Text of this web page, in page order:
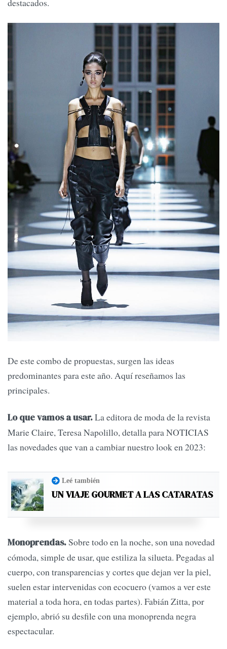
destacados.
De este combo de propuestas, surgen las ideas
predominantes para este año. Aquí reseñamos las
principales.
Lo que vamos a usar.La editora de moda de la revista
Marie Claire, Teresa Napolillo, detalla para NOTICIAS
las novedades que van a cambiar nuestro look en 2023:
Leé también
UN VIAJE GOURMET A LAS CATARATAS
Monoprendas.Sobre todo en la noche, son una novedad
cómoda, simple de usar, que estiliza la silueta. Pegadas al
cuerpo, con transparencias y cortes que dejan ver la piel,
suelen estar intervenidas con ecocuero (vamos a ver este
material a toda hora, en todas partes). Fabián Zitta, por
ejemplo, abrió su desfile con una monoprenda negra
espectacular.